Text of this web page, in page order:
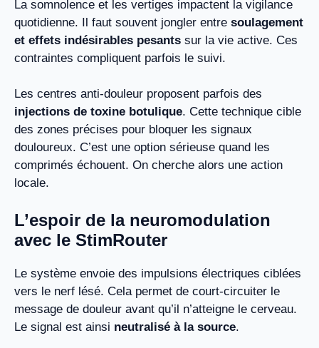
La somnolence et les vertiges impactent la vigilance
quotidienne. Il faut souvent jongler entre soulagement
et effets indésirables pesants sur la vie active. Ces
contraintes compliquent parfois le suivi.
Les centres anti-douleur proposent parfois des
injections de toxine botulique. Cette technique cible
des zones précises pour bloquer les signaux
douloureux. C’est une option sérieuse quand les
comprimés échouent. On cherche alors une action
locale.
L’espoir de la neuromodulation
avec le StimRouter
Le système envoie des impulsions électriques ciblées
vers le nerf lésé. Cela permet de court-circuiter le
message de douleur avant qu’il n’atteigne le cerveau.
Le signal est ainsi neutralisé à la source.